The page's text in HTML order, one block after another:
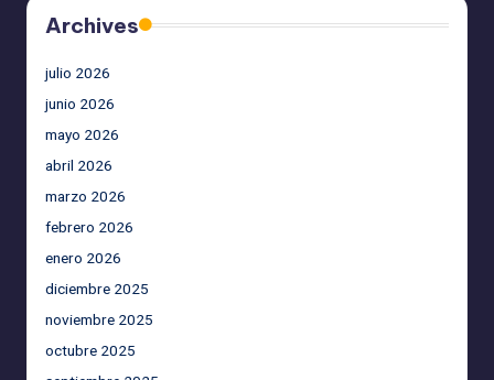
Archives
julio 2026
junio 2026
mayo 2026
abril 2026
marzo 2026
febrero 2026
enero 2026
diciembre 2025
noviembre 2025
octubre 2025